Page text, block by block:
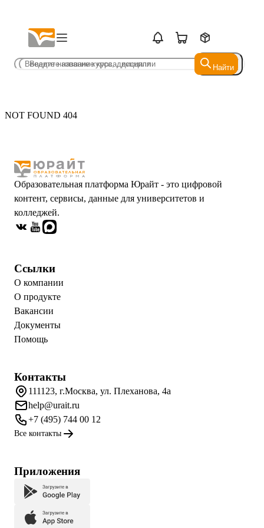
Найти
Найти
NOT FOUND 404
Образовательная платформа Юрайт - это цифровой
контент, сервисы, данные для университетов и
колледжей.
Ссылки
О компании
О продукте
Вакансии
Документы
Помощь
Контакты
111123, г.Москва, ул. Плеханова, 4а
help@urait.ru
+7 (495) 744 00 12
Все контакты
Приложения